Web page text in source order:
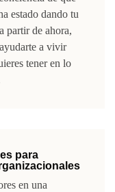
estado dando tu
partir de ahora,
a vivir
tener en lo
para
en una